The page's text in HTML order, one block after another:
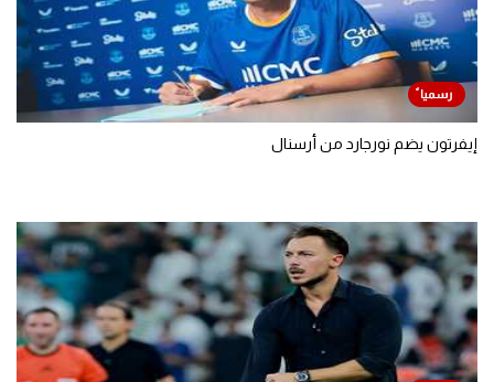
إيفرتون يضم نورجارد من أرسنال